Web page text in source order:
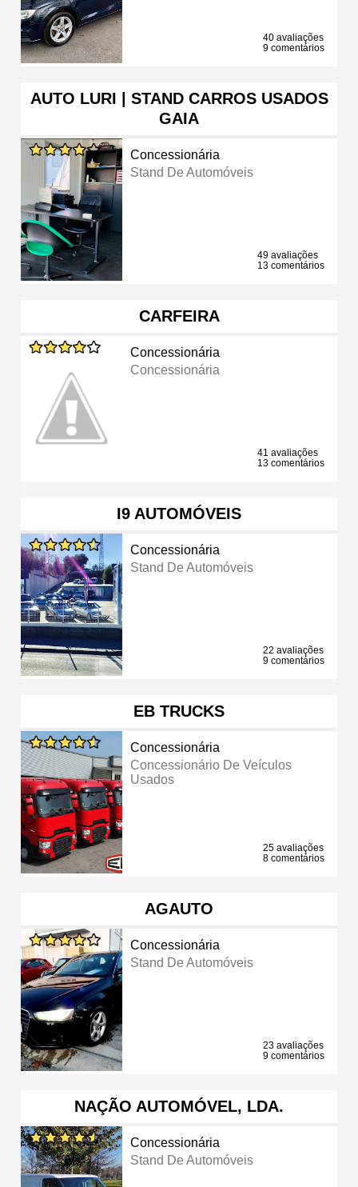
40 avaliações
9 comentários
AUTO LURI | STAND CARROS USADOS
GAIA
Concessionária
Stand De Automóveis
49 avaliações
13 comentários
CARFEIRA
Concessionária
Concessionária
41 avaliações
13 comentários
I9 AUTOMÓVEIS
Concessionária
Stand De Automóveis
22 avaliações
9 comentários
EB TRUCKS
Concessionária
Concessionário De Veículos
Usados
25 avaliações
8 comentários
AGAUTO
Concessionária
Stand De Automóveis
23 avaliações
9 comentários
NAÇÃO AUTOMÓVEL, LDA.
Concessionária
Stand De Automóveis